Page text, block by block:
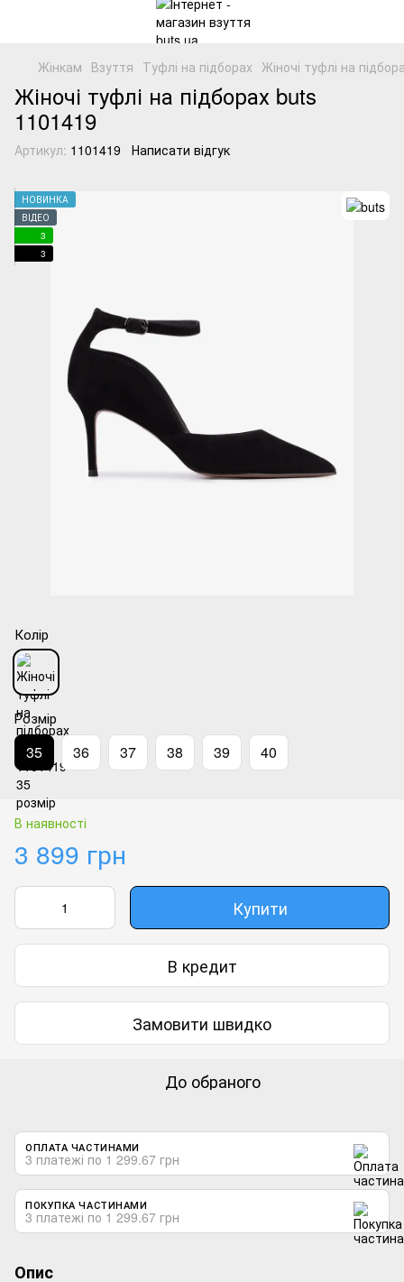
Жінкам Взуття Туфлі на підборах Жіночі туфлі на
Жіночі туфлі на підборах buts
1101419
Артикул: 1101419 Написати відгук
НОВИНКА
ВІДЕО
3
3
Колір
Розмір
35 36 37 38 39 40
В наявності
3 899 грн
Купити
В кредит
Замовити швидко
До обраного
ОПЛАТА ЧАСТИНАМИ
3 платежі по 1 299.67 грн
ПОКУПКА ЧАСТИНАМИ
3 платежі по 1 299.67 грн
Опис